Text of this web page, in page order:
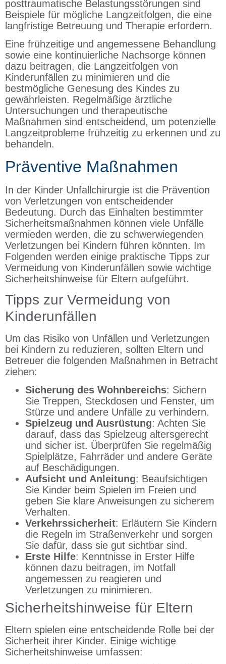
posttraumatische Belastungsstörungen sind
Beispiele für mögliche Langzeitfolgen, die eine
langfristige Betreuung und Therapie erfordern.
Eine frühzeitige und angemessene Behandlung
sowie eine kontinuierliche Nachsorge können
dazu beitragen, die Langzeitfolgen von
Kinderunfällen zu minimieren und die
bestmögliche Genesung des Kindes zu
gewährleisten. Regelmäßige ärztliche
Untersuchungen und therapeutische
Maßnahmen sind entscheidend, um potenzielle
Langzeitprobleme frühzeitig zu erkennen und zu
behandeln.
Präventive Maßnahmen
In der Kinder Unfallchirurgie ist die Prävention
von Verletzungen von entscheidender
Bedeutung. Durch das Einhalten bestimmter
Sicherheitsmaßnahmen können viele Unfälle
vermieden werden, die zu schwerwiegenden
Verletzungen bei Kindern führen könnten. Im
Folgenden werden einige praktische Tipps zur
Vermeidung von Kinderunfällen sowie wichtige
Sicherheitshinweise für Eltern aufgeführt.
Tipps zur Vermeidung von
Kinderunfällen
Um das Risiko von Unfällen und Verletzungen
bei Kindern zu reduzieren, sollten Eltern und
Betreuer die folgenden Maßnahmen in Betracht
ziehen:
Sicherung des Wohnbereichs: Sichern
Sie Treppen, Steckdosen und Fenster, um
Stürze und andere Unfälle zu verhindern.
Spielzeug und Ausrüstung: Achten Sie
darauf, dass das Spielzeug altersgerecht
und sicher ist. Überprüfen Sie regelmäßig
Spielplätze, Fahrräder und andere Geräte
auf Beschädigungen.
Aufsicht und Anleitung: Beaufsichtigen
Sie Kinder beim Spielen im Freien und
geben Sie klare Anweisungen zu sicherem
Verhalten.
Verkehrssicherheit: Erläutern Sie Kindern
die Regeln im Straßenverkehr und sorgen
Sie dafür, dass sie gut sichtbar sind.
Erste Hilfe: Kenntnisse in Erster Hilfe
können dazu beitragen, im Notfall
angemessen zu reagieren und
Verletzungen zu minimieren.
Sicherheitshinweise für Eltern
Eltern spielen eine entscheidende Rolle bei der
Sicherheit ihrer Kinder. Einige wichtige
Sicherheitshinweise umfassen: